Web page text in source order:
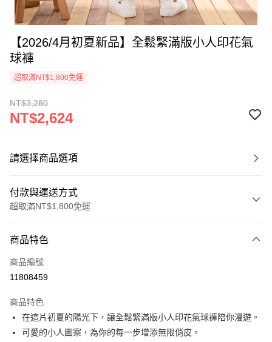
【2026/4月初夏新品】全鬆緊滿版小人印花氣
球褲
超取滿NT$1,800免運
NT$3,280
NT$2,624
請選擇商品選項
付款與運送方式
超取滿NT$1,800免運
信用卡一次付款
超商取貨付款
Apple Pay
悠遊付
商品特色
商品編號
11808459
商品特色
在這片初夏的陽光下，讓全鬆緊滿版小人印花氣球褲陪你漫遊。
可愛的小人圖案，為你的每一步增添無限俏皮。